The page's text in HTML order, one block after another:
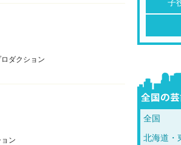
ダクション
ン
子
全国
北海道・